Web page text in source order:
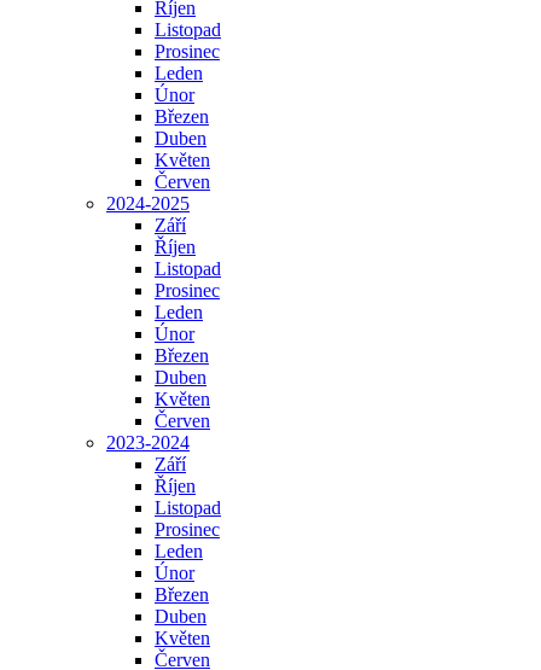
Říjen
Listopad
Prosinec
Leden
Únor
Březen
Duben
Květen
Červen
2024-2025
Září
Říjen
Listopad
Prosinec
Leden
Únor
Březen
Duben
Květen
Červen
2023-2024
Září
Říjen
Listopad
Prosinec
Leden
Únor
Březen
Duben
Květen
Červen